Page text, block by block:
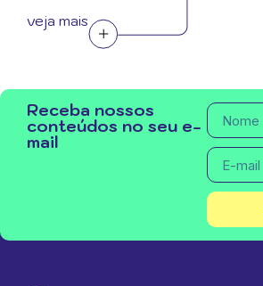
veja mais
Receba nossos
conteúdos no seu e-
mail